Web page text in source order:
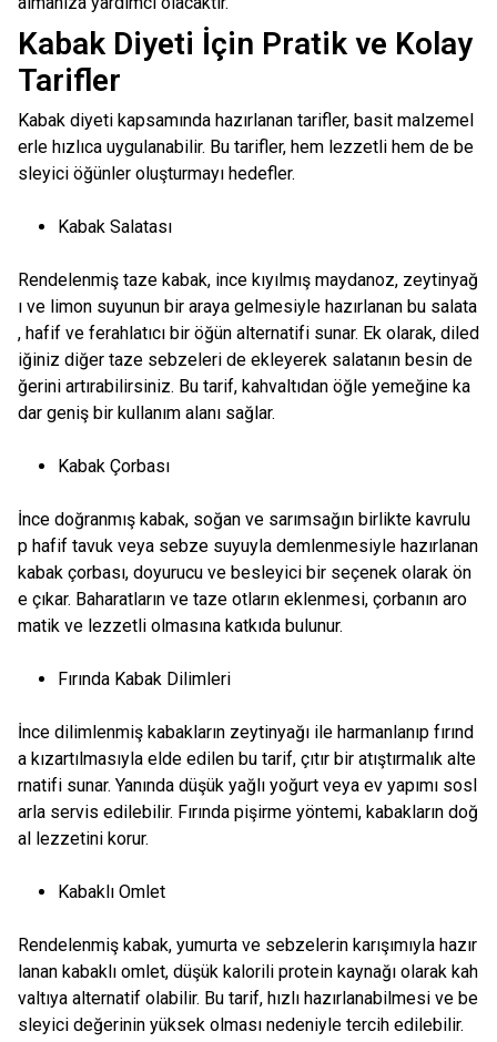
Kabak Diyeti İçin Pratik ve Kolay
Tarifler
Kabak diyeti kapsamında hazırlanan tarifler, basit malzemel
erle hızlıca uygulanabilir. Bu tarifler, hem lezzetli hem de be
sleyici öğünler oluşturmayı hedefler.
Kabak Salatası
Rendelenmiş taze kabak, ince kıyılmış maydanoz, zeytinyağ
ı ve limon suyunun bir araya gelmesiyle hazırlanan bu salata
, hafif ve ferahlatıcı bir öğün alternatifi sunar. Ek olarak, diled
iğiniz diğer taze sebzeleri de ekleyerek salatanın besin de
ğerini artırabilirsiniz. Bu tarif, kahvaltıdan öğle yemeğine ka
dar geniş bir kullanım alanı sağlar.
Kabak Çorbası
İnce doğranmış kabak, soğan ve sarımsağın birlikte kavrulu
p hafif tavuk veya sebze suyuyla demlenmesiyle hazırlanan
kabak çorbası, doyurucu ve besleyici bir seçenek olarak ön
e çıkar. Baharatların ve taze otların eklenmesi, çorbanın aro
matik ve lezzetli olmasına katkıda bulunur.
Fırında Kabak Dilimleri
İnce dilimlenmiş kabakların zeytinyağı ile harmanlanıp fırınd
a kızartılmasıyla elde edilen bu tarif, çıtır bir atıştırmalık alte
rnatifi sunar. Yanında düşük yağlı yoğurt veya ev yapımı sosl
arla servis edilebilir. Fırında pişirme yöntemi, kabakların doğ
al lezzetini korur.
Kabaklı Omlet
Rendelenmiş kabak, yumurta ve sebzelerin karışımıyla hazır
lanan kabaklı omlet, düşük kalorili protein kaynağı olarak kah
valtıya alternatif olabilir. Bu tarif, hızlı hazırlanabilmesi ve be
sleyici değerinin yüksek olması nedeniyle tercih edilebilir.